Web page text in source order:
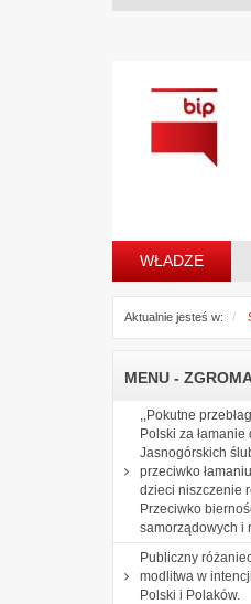
WŁADZE
Aktualnie jesteś w:
MENU -
,,Pokutne
Polski za
Jasnogórskich
przeciwko
dzieci niszczenie
Przeciwko
samorządowych i
Publiczny
modlitwa w
Polski i Polaków.